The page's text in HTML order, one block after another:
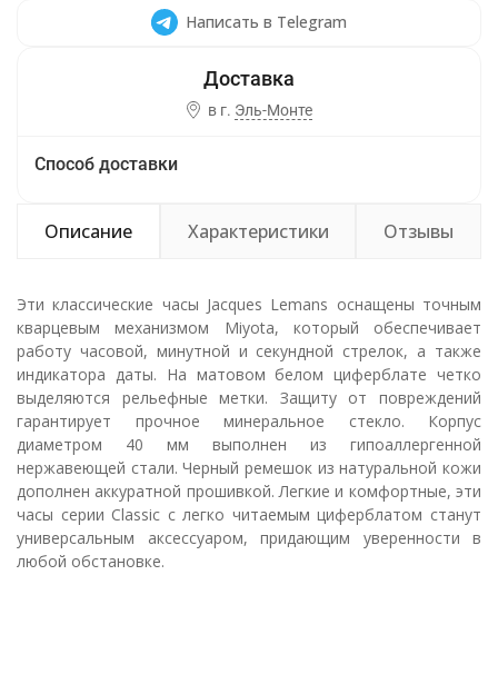
Написать в Telegram
в г. Эль-Монте
Способ доставки
Описание Характеристики Отзывы
Эти классические часы Jacques Lemans оснащены точным
кварцевым механизмом Miyota, который обеспечивает
работу часовой, минутной и секундной стрелок, а также
индикатора даты. На матовом белом циферблате четко
выделяются рельефные метки. Защиту от повреждений
гарантирует прочное минеральное стекло. Корпус
диаметром 40 мм выполнен из гипоаллергенной
нержавеющей стали. Черный ремешок из натуральной кожи
дополнен аккуратной прошивкой. Легкие и комфортные, эти
часы серии Classic с легко читаемым циферблатом станут
универсальным аксессуаром, придающим уверенности в
любой обстановке.